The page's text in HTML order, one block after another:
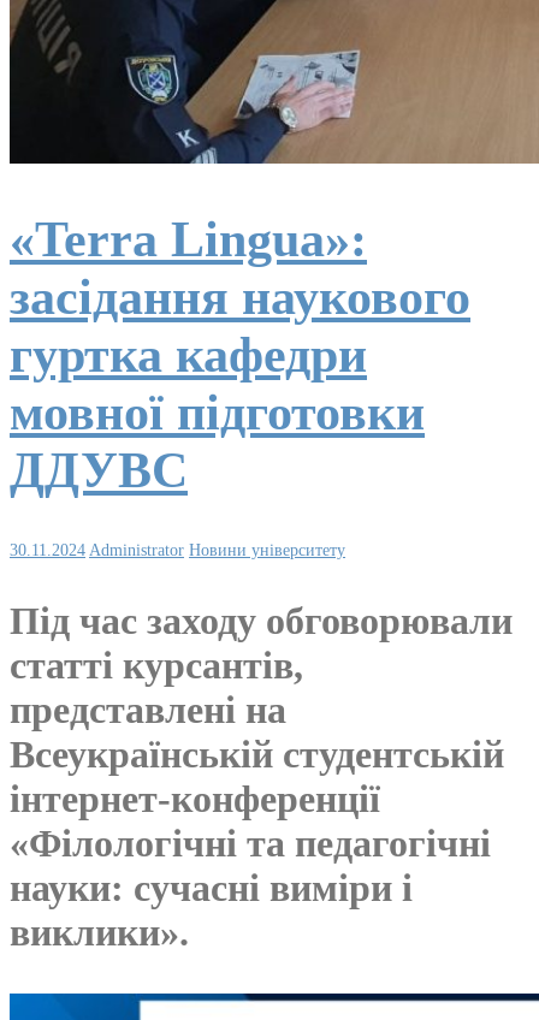
«Terra Lingua»:
засідання наукового
гуртка кафедри
мовної підготовки
ДДУВС
30.11.2024 Administrator Новини університету
Під час заходу обговорювали
статті курсантів,
представлені на
Всеукраїнській студентській
інтернет-конференції
«Філологічні та педагогічні
науки: сучасні виміри і
виклики».